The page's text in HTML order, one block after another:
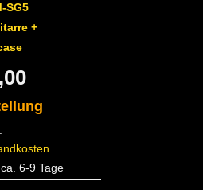
SG5
+
ca. 6-9 Tage